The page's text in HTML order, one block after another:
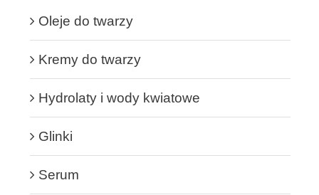
Oleje do twarzy
Kremy do twarzy
Hydrolaty i wody kwiatowe
Glinki
Serum